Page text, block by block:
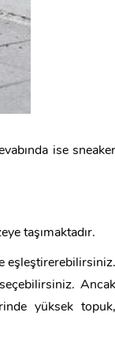
ise sneaker
taşımaktadır.
eşleştirerebilirsiniz.
Ancak
yüksek topuk,